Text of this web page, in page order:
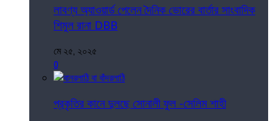
লাবণ্য অ্যাওয়ার্ড পেলেন দৈনিক ভোরের বার্তার সাংবাদিক
শিমুল রানা DBB
মে ২৫, ২০২৫
0
প্রকৃতির কানে দুলছে সোনালী ফুল -সেলিম শাহী